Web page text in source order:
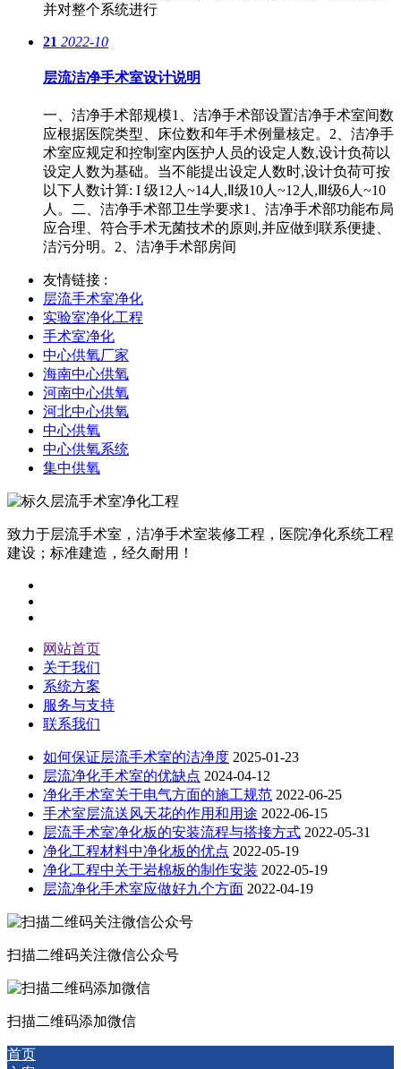
并对整个系统进行
21 2022-10
层流洁净手术室设计说明
一、洁净手术部规模1、洁净手术部设置洁净手术室间数
应根据医院类型、床位数和年手术例量核定。2、洁净手
术室应规定和控制室内医护人员的设定人数,设计负荷以
设定人数为基础。当不能提出设定人数时,设计负荷可按
以下人数计算: I 级12人~14人,Ⅱ级10人~12人,Ⅲ级6人~10
人。二、洁净手术部卫生学要求1、洁净手术部功能布局
应合理、符合手术无菌技术的原则,并应做到联系便捷、
洁污分明。2、洁净手术部房间
友情链接 :
层流手术室净化
实验室净化工程
手术室净化
中心供氧厂家
海南中心供氧
河南中心供氧
河北中心供氧
中心供氧
中心供氧系统
集中供氧
致力于层流手术室，洁净手术室装修工程，医院净化系统工程
建设；标准建造，经久耐用！
网站首页
关于我们
系统方案
服务与支持
联系我们
如何保证层流手术室的洁净度 2025-01-23
层流净化手术室的优缺点 2024-04-12
净化手术室关于电气方面的施工规范 2022-06-25
手术室层流送风天花的作用和用途 2022-06-15
层流手术室净化板的安装流程与搭接方式 2022-05-31
净化工程材料中净化板的优点 2022-05-19
净化工程中关于岩棉板的制作安装 2022-05-19
层流净化手术室应做好九个方面 2022-04-19
扫描二维码关注微信公众号
扫描二维码添加微信
首页